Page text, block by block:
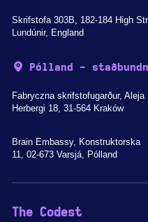
Skrifstofa 303B, 182-184 High
Lundúnir, England
Pólland -
Fabryczna skrifstofugarður, Aleja
Herbergi 18, 31-564 Kraków
Brain Embassy, Konstruktorska
11, 02-673 Varsjá, Pólland
The Codest